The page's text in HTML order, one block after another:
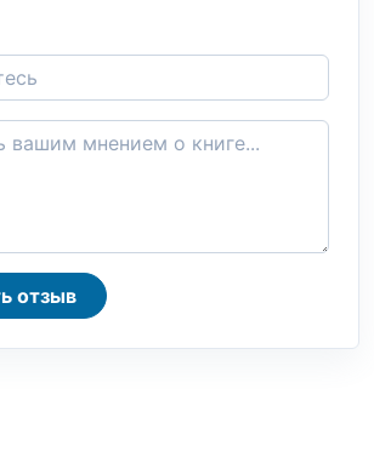
Отправить отзыв